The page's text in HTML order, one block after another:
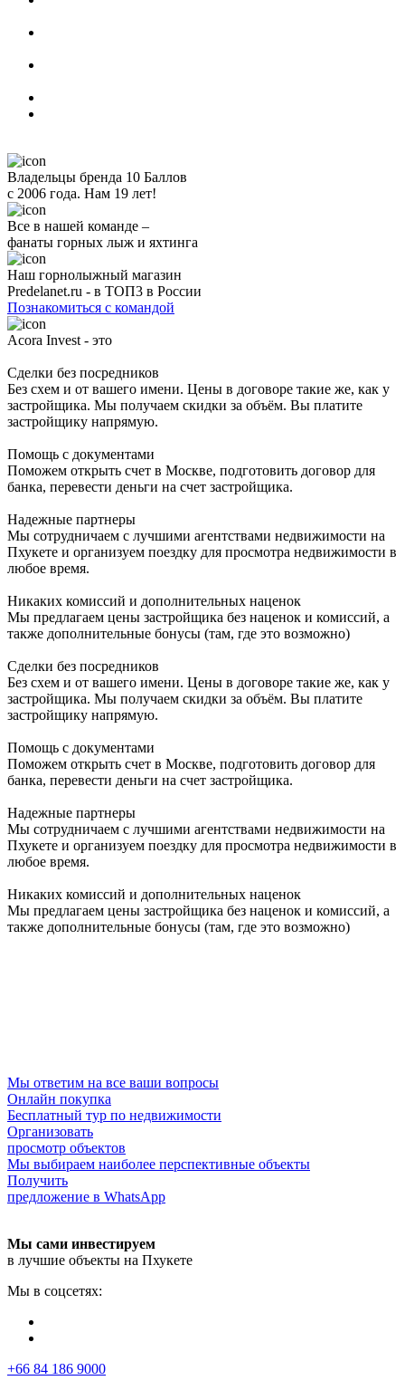
Владельцы бренда 10 Баллов
с 2006 года. Нам 19 лет!
Все в нашей команде –
фанаты горных лыж и яхтинга
Наш горнолыжный магазин
Predelanet.ru - в ТОП3 в России
Познакомиться с командой
Acora Invest - это
Сделки без посредников
Без схем и от вашего имени. Цены в договоре такие же, как у
застройщика. Мы получаем скидки за объём. Вы платите
застройщику напрямую.
Помощь с документами
Поможем открыть счет в Москве, подготовить договор для
банка, перевести деньги на счет застройщика.
Надежные партнеры
Мы сотрудничаем с лучшими агентствами недвижимости на
Пхукете и организуем поездку для просмотра недвижимости в
любое время.
Никаких комиссий и дополнительных наценок
Мы предлагаем цены застройщика без наценок и комиссий, а
также дополнительные бонусы (там, где это возможно)
Сделки без посредников
Без схем и от вашего имени. Цены в договоре такие же, как у
застройщика. Мы получаем скидки за объём. Вы платите
застройщику напрямую.
Помощь с документами
Поможем открыть счет в Москве, подготовить договор для
банка, перевести деньги на счет застройщика.
Надежные партнеры
Мы сотрудничаем с лучшими агентствами недвижимости на
Пхукете и организуем поездку для просмотра недвижимости в
любое время.
Никаких комиссий и дополнительных наценок
Мы предлагаем цены застройщика без наценок и комиссий, а
также дополнительные бонусы (там, где это возможно)
Мы ответим на все ваши вопросы
Онлайн покупка
Бесплатный тур по недвижимости
Организовать
просмотр объектов
Мы выбираем наиболее перспективные объекты
Получить
предложение в WhatsApp
Мы сами инвестируем
в лучшие объекты на Пхукете
Мы в соцсетях:
+66 84 186 9000